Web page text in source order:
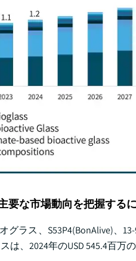
要な市場動向を把握する
グラス、S53P4(BonAlive)、
は、2024年のUSD 545.4百万